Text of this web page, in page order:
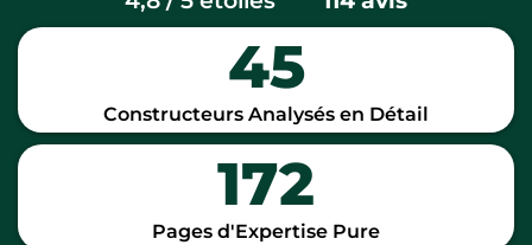
45
Constructeurs Analysés en Détail
172
Pages d'Expertise Pure